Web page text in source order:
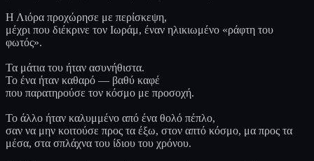
Η Λιόρα προχώρησε με περίσκεψη,
μέχρι που διέκρινε τον Ιωράμ, έναν ηλικιωμένο «ράφτη του
φωτός».
Τα μάτια του ήταν ασυνήθιστα.
Το ένα ήταν καθαρό — βαθύ καφέ
που παρατηρούσε τον κόσμο με προσοχή.
Το άλλο ήταν καλυμμένο από ένα θολό πέπλο,
σαν να μην κοιτούσε προς τα έξω, στον απτό κόσμο, μα προς τα
μέσα, στα σπλάχνα του ίδιου του χρόνου.